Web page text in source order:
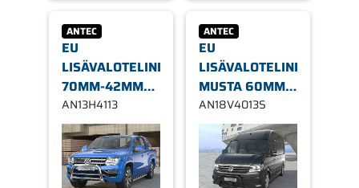
ANTEC
EU
LISÄVALOTELINE
70MM-42MM
VW AMAROK
2010-
AN13H4113
ANTEC
EU
LISÄVALOTELINE
MUSTA 60MM /
42MM
POIKKIPUTK.
VW CRAFTER
17-
AN18V4013S